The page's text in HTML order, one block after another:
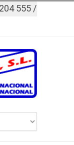
555 /